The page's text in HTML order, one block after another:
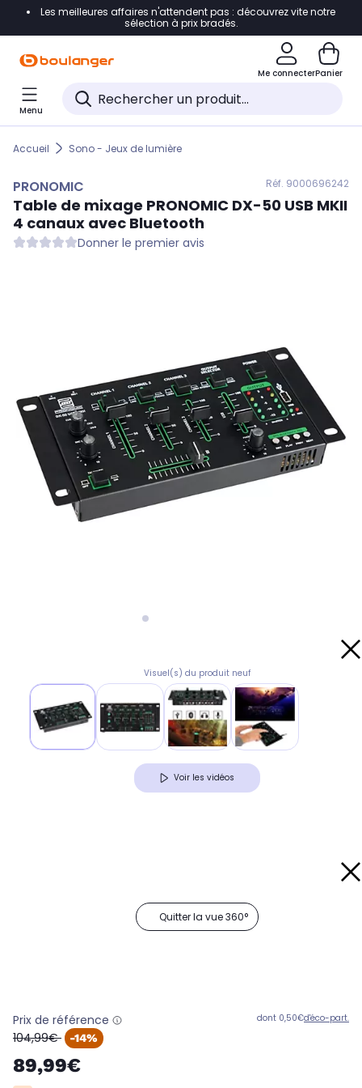
Accéder directement à la navigation
Accéder directement au pied de page
Accéder directement au chatbot
Les meilleures affaires n'attendent pas : découvrez vite notre
sélection à prix bradés.
Me connecterPanier
Menu
Accueil Sono - Jeux de lumière
PRONOMIC Réf. 9000696242
Table de mixage PRONOMIC DX-50 USB MKII
4 canaux avec Bluetooth
Donner le premier avis
Visuel(s) du produit neuf
Voir les vidéos
Quitter la vue 360°
Prix de référence
oldPrice
104,99€ -14%
89,99€
dont 0,50€d'éco-part.